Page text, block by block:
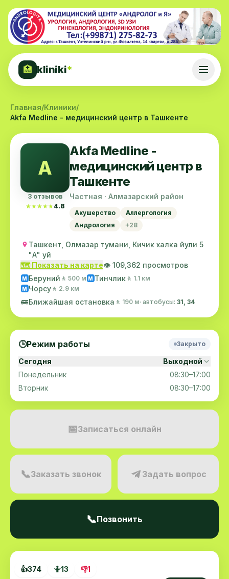
🏥 kliniki*
Главная/Клиники/
Akfa Medline - медицинский центр в Ташкенте
A
3 отзывов
★★★★★
★★★★★ 4.8
Akfa Medline -
медицинский центр в
Ташкенте
Частная · Алмазарский район
Акушерство
Аллергология
Андрология
+28
Ташкент, Олмазар тумани, Кичик халка йули 5
"А" уй
🗺️ Показать на карте👁️ 109,362 просмотров
M Беруний 🚶 500 м M Тинчлик 🚶 1.1 км
M Чорсу 🚶 2.9 км
🚌Ближайшая остановка 🚶 190 м· автобусы: 31, 34
👍374 🤷13 👎1
🕒Режим работы Закрыто
Сегодня
Выходной
Понедельник
08:30–17:00
Вторник
08:30–17:00
📅Записаться онлайн
📞Заказать звонок Задать вопрос
📞Позвонить